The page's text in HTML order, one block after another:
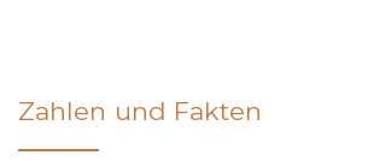
Zahlen und Fakten